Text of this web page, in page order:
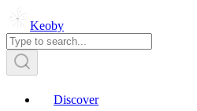
Keoby
Discover